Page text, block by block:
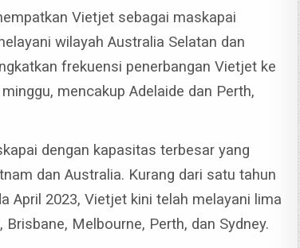
Vietjet sebagai maskapai
wilayah Australia Selatan dan
frekuensi penerbangan Vietjet ke
mencakup Adelaide dan Perth,
dengan kapasitas terbesar yang
dan Australia. Kurang dari satu tahun
April 2023, Vietjet kini telah melayani lima
Melbourne, Perth, dan Sydney.